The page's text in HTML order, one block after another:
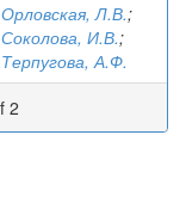
Орловская, Л.В.;
Соколова, И.В.;
Терпугова, А.Ф.
2